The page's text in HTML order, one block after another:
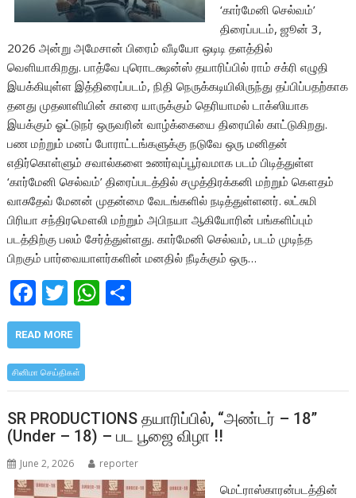
‘கார்மேனி செல்வம்’
திரைப்படம், ஜூன் 3,
2026 அன்று அமேசான் பிரைம் வீடியோ ஒடிடி தளத்தில்
வெளியாகிறது. பாத்வே புரொடக்ஷன்ஸ் தயாரிப்பில் ராம் சக்ரி எழுதி
இயக்கியுள்ள இத்திரைப்படம், நிதி நெருக்கடியிலிருந்து தப்பிப்பதற்காக
தனது முதலாளியின் காரை யாருக்கும் தெரியாமல் டாக்ஸியாக
இயக்கும் ஓட்டுநர் ஒருவரின் வாழ்க்கையை திரையில் காட்டுகிறது.
பண மற்றும் மனப் போராட்டங்களுக்கு நடுவே ஒரு மனிதன்
எதிர்கொள்ளும் சவால்களை உணர்வுப்பூர்வமாக படம் பிடித்துள்ள
‘கார்மேனி செல்வம்’ திரைப்படத்தில் சமுத்திரக்கனி மற்றும் கௌதம்
வாசுதேவ் மேனன் முதன்மை வேடங்களில் நடித்துள்ளனர். லட்சுமி
பிரியா சந்திரமௌலி மற்றும் அபிநயா ஆகியோரின் பங்களிப்பும்
படத்திற்கு பலம் சேர்த்துள்ளது. கார்மேனி செல்வம், படம் முடிந்த
பிறகும் பார்வையாளர்களின் மனதில் நீடிக்கும் ஒரு…
F
ac
e
b
o
o
k
T
w
itt
er
W
A
p
p
READ MORE
சினிமா செய்திகள்
SR PRODUCTIONS தயாரிப்பில், “அண்டர் – 18”
(Under – 18) – பட பூஜை விழா !!
June 2, 2026 reporter
மெட்ராஸ்காரன்படத்தின்